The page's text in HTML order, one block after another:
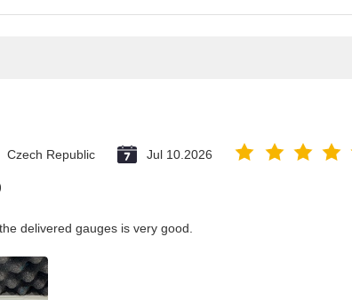
Czech Republic Jul 10.2026
delivered gauges is very good.